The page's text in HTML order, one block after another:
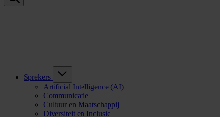
Sprekers
Artificial Intelligence (AI)
Communicatie
Cultuur en Maatschappij
Diversiteit en Inclusie